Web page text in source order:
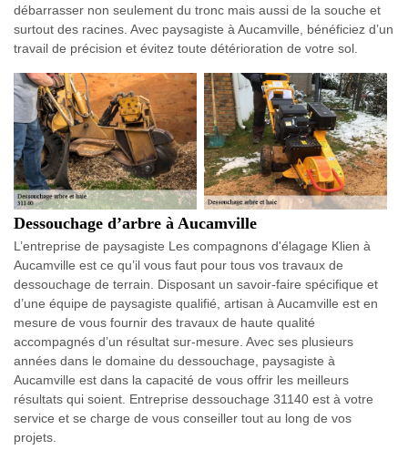
débarrasser non seulement du tronc mais aussi de la souche et
surtout des racines. Avec paysagiste à Aucamville, bénéficiez d’un
travail de précision et évitez toute détérioration de votre sol.
Dessouchage d’arbre à Aucamville
L’entreprise de paysagiste Les compagnons d'élagage Klien à
Aucamville est ce qu’il vous faut pour tous vos travaux de
dessouchage de terrain. Disposant un savoir-faire spécifique et
d’une équipe de paysagiste qualifié, artisan à Aucamville est en
mesure de vous fournir des travaux de haute qualité
accompagnés d’un résultat sur-mesure. Avec ses plusieurs
années dans le domaine du dessouchage, paysagiste à
Aucamville est dans la capacité de vous offrir les meilleurs
résultats qui soient. Entreprise dessouchage 31140 est à votre
service et se charge de vous conseiller tout au long de vos
projets.